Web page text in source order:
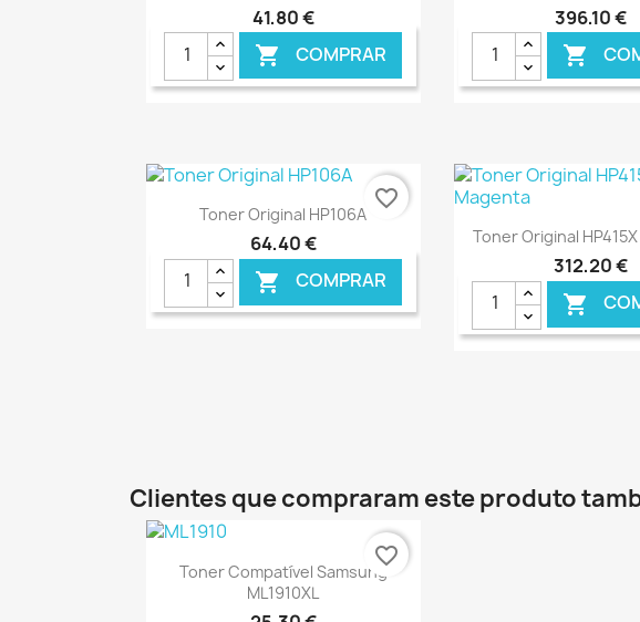
41,80 €
 COMPRAR
€ ONLINE
396,10 €

Ver+
Toner Original HP106A
64,40 €
 COMPRAR
favorite_border
 Ver+
Toner Original
312,20 €

Clientes que compraram este produto
Ver+
Toner Compatível Samsung
ML1910XL
favorite_border